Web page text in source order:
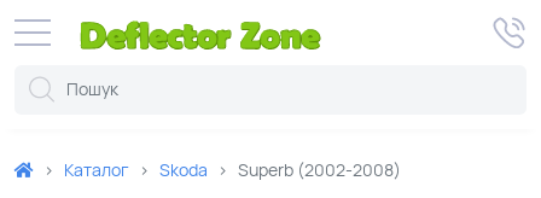
Каталог Skoda Superb (2002-2008)